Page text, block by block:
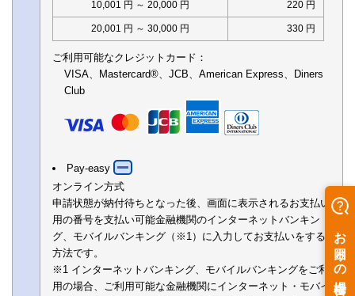
10,001 円 ～ 20,000 円 220 円
20,001 円 ～ 30,000 円 330 円
ご利用可能なクレジットカード：
VISA、Mastercard®、JCB、American Express、Diners
Club
Pay-easy
オンライン方式
申請状態が納付待ちとなった後、画面に表示されるお支払い
用の番号を支払い可能金融機関のインターネットバンキン
グ、モバイルバンキング（※1）に入力してお支払いをする
方法です。
※1 インターネットバンキング、モバイルバンキングをご利
用の場合、ご利用可能な金融機関にインターネット・モバイ